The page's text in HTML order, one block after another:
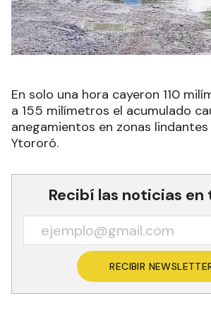
En solo una hora cayeron 110
a 155 milímetros el acumulado
anegamientos en zonas lindantes
Ytororó.
Recibí las noticias en
RECIBIR